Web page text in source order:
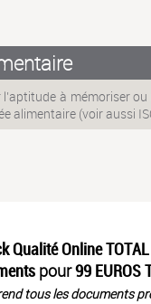
à mémoriser
alimentaire (voir aussi
Qualité Online TOTAL
pour99 EUROS
tous les documents